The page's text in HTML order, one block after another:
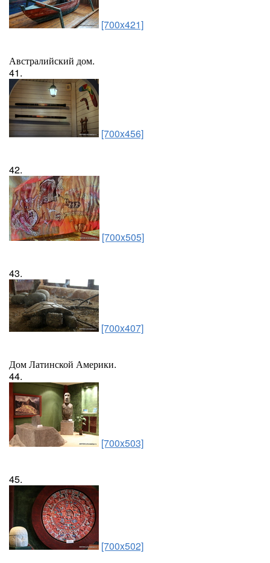
[700x421]
Австралийский дом.
41.
[700x456]
42.
[700x505]
43.
[700x407]
Дом Латинской Америки.
44.
[700x503]
45.
[700x502]